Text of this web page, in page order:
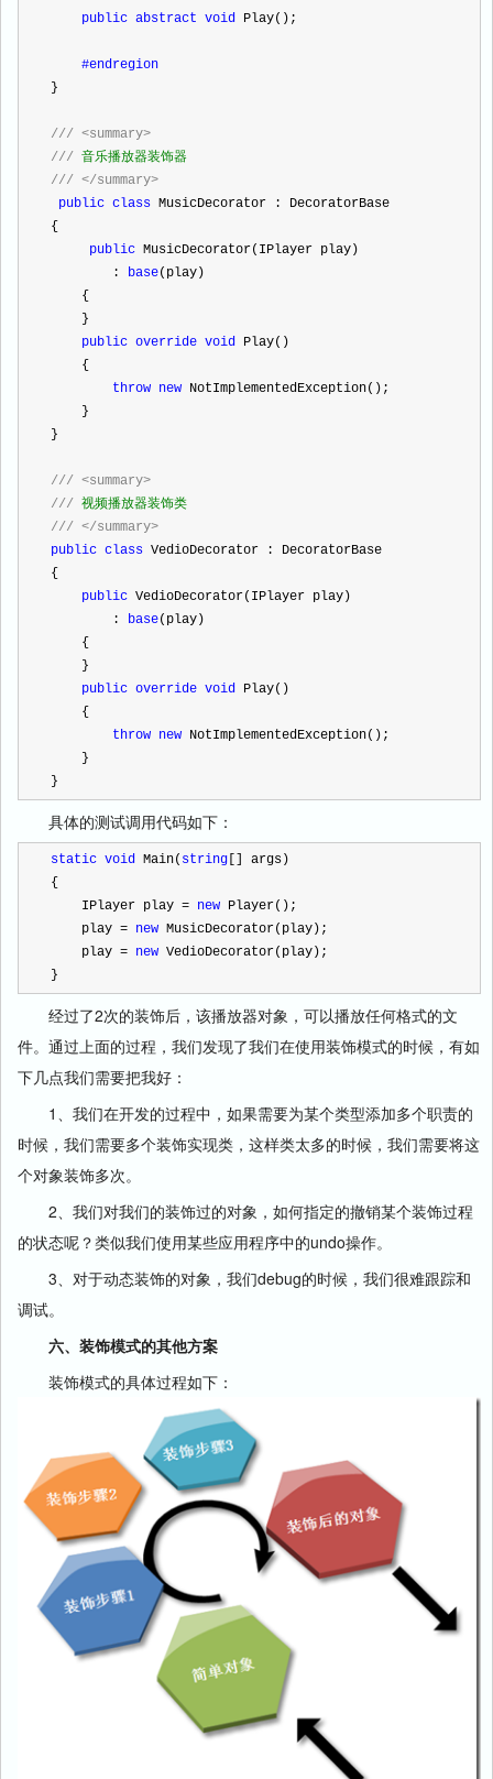
public abstract void Play();
#endregion
}
/// <summary>
/// 音乐播放器装饰器
/// </summary>
public class MusicDecorator : DecoratorBase
{
public MusicDecorator(IPlayer play)
        :
base(play)
    {
    }
public override void Play()
    {
throw new NotImplementedException();
    }
}
/// <summary>
/// 视频播放器装饰类
/// </summary>
public class VedioDecorator : DecoratorBase
{
public VedioDecorator(IPlayer play)
        :
base(play)
    {
    }
public override void Play()
    {
throw new NotImplementedException();
    }
}
具体的测试调用代码如下：
static void Main( string [] args)
{
    IPlayer play
= new Player();
    play
= new MusicDecorator(play);
    play
= new VedioDecorator(play);
}
经过了2次的装饰后，该播放器对象，可以播放任何格式的文
件。通过上面的过程，我们发现了我们在使用装饰模式的时候，有如
下几点我们需要把我好：
1、我们在开发的过程中，如果需要为某个类型添加多个职责的
时候，我们需要多个装饰实现类，这样类太多的时候，我们需要将这
个对象装饰多次。
2、我们对我们的装饰过的对象，如何指定的撤销某个装饰过程
的状态呢？类似我们使用某些应用程序中的undo操作。
3、对于动态装饰的对象，我们debug的时候，我们很难跟踪和
调试。
六、装饰模式的其他方案
装饰模式的具体过程如下：